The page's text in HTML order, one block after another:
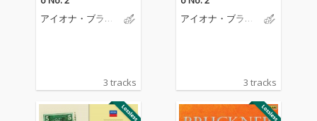
アイオナ・ブラウ
3 tracks
アイオナ・ブラウ
3 tracks